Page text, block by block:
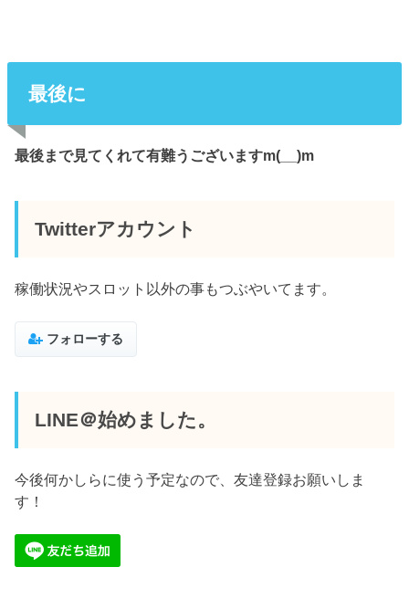
最後に
最後まで見てくれて有難うございますm(__)m
Twitterアカウント
稼働状況やスロット以外の事もつぶやいてます。
フォローする
LINE＠始めました。
今後何かしらに使う予定なので、友達登録お願いしま
す！